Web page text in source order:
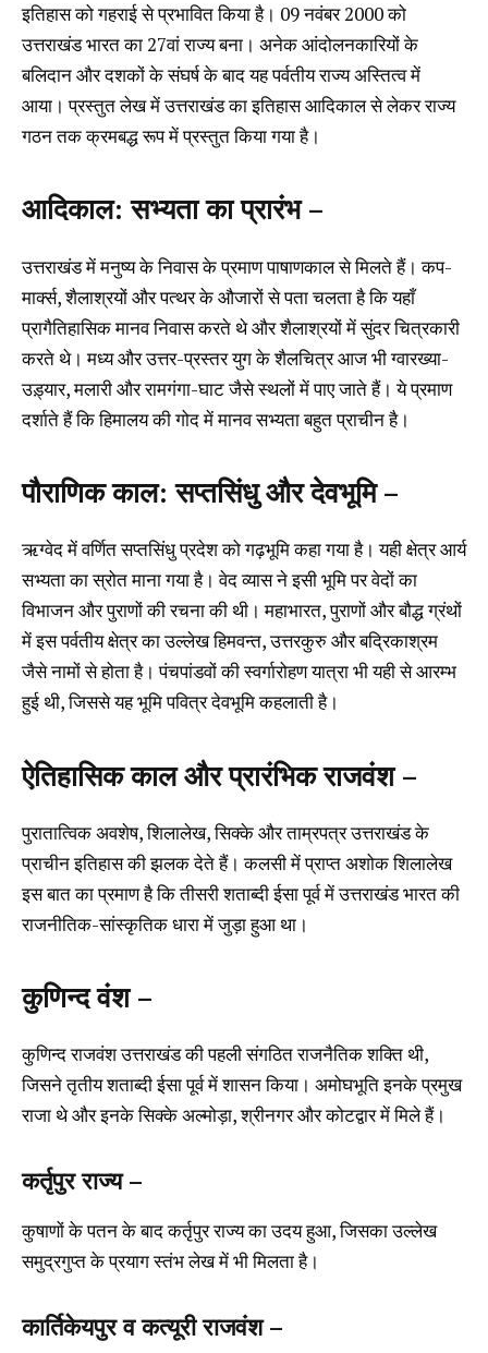
इतिहास को गहराई से प्रभावित किया है। 09 नवंबर 2000 को
उत्तराखंड भारत का 27वां राज्य बना। अनेक आंदोलनकारियों के
बलिदान और दशकों के संघर्ष के बाद यह पर्वतीय राज्य अस्तित्व में
आया। प्रस्तुत लेख में उत्तराखंड का इतिहास आदिकाल से लेकर राज्य
गठन तक क्रमबद्ध रूप में प्रस्तुत किया गया है।
आदिकाल: सभ्यता का प्रारंभ –
उत्तराखंड में मनुष्य के निवास के प्रमाण पाषाणकाल से मिलते हैं। कप-
मार्क्स, शैलाश्रयों और पत्थर के औजारों से पता चलता है कि यहाँ
प्रागैतिहासिक मानव निवास करते थे और शैलाश्रयों में सुंदर चित्रकारी
करते थे। मध्य और उत्तर-प्रस्तर युग के शैलचित्र आज भी ग्वारख्या-
उड़्यार, मलारी और रामगंगा-घाट जैसे स्थलों में पाए जाते हैं। ये प्रमाण
दर्शाते हैं कि हिमालय की गोद में मानव सभ्यता बहुत प्राचीन है।
पौराणिक काल: सप्तसिंधु और देवभूमि –
ऋग्वेद में वर्णित सप्तसिंधु प्रदेश को गढ़भूमि कहा गया है। यही क्षेत्र आर्य
सभ्यता का स्रोत माना गया है। वेद व्यास ने इसी भूमि पर वेदों का
विभाजन और पुराणों की रचना की थी। महाभारत, पुराणों और बौद्ध ग्रंथों
में इस पर्वतीय क्षेत्र का उल्लेख हिमवन्त, उत्तरकुरु और बद्रिकाश्रम
जैसे नामों से होता है। पंचपांडवों की स्वर्गारोहण यात्रा भी यही से आरम्भ
हुई थी, जिससे यह भूमि पवित्र देवभूमि कहलाती है।
ऐतिहासिक काल और प्रारंभिक राजवंश –
पुरातात्विक अवशेष, शिलालेख, सिक्के और ताम्रपत्र उत्तराखंड के
प्राचीन इतिहास की झलक देते हैं। कलसी में प्राप्त अशोक शिलालेख
इस बात का प्रमाण है कि तीसरी शताब्दी ईसा पूर्व में उत्तराखंड भारत की
राजनीतिक-सांस्कृतिक धारा में जुड़ा हुआ था।
कुणिन्द वंश –
कुणिन्द राजवंश उत्तराखंड की पहली संगठित राजनैतिक शक्ति थी,
जिसने तृतीय शताब्दी ईसा पूर्व में शासन किया। अमोघभूति इनके प्रमुख
राजा थे और इनके सिक्के अल्मोड़ा, श्रीनगर और कोटद्वार में मिले हैं।
कर्तृपुर राज्य –
कुषाणों के पतन के बाद कर्तृपुर राज्य का उदय हुआ, जिसका उल्लेख
समुद्रगुप्त के प्रयाग स्तंभ लेख में भी मिलता है।
कार्तिकेयपुर व कत्यूरी राजवंश –